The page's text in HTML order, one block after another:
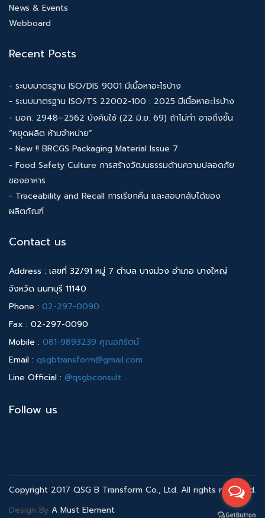
News & Events
Webboard
Recent Posts
- ระบบมาตรฐาน ISO/DIS 9001 มีเนื้อหาอะไรบ้าง
- ระบบมาตรฐาน ISO/TS 22002-100 : 2025 มีเนื้อหาอะไรบ้าง
- มอก. 2948–2562 บังคับใช้ (22 มิ.ย. 69) ถ้าไม่ทำ อาจถึงขั้น
“หยุดผลิต ห้ามจำหน่าย”
- New !! BRCGS Packaging Material Issue 7
- Food Safety Culture การสร้างวัฒนธรรมด้านความปลอดภัย
ของอาหาร
- Traceability and Recall การเรียกคืน และสอบกลับได้ของ
ผลิตภัณฑ์
Contact us
Address : เลขที่ 32/91 หมู่ 7 ตำบล บางม่วง อำเภอ บางใหญ่
จังหวัด นนทบุรี 11140
Phone : 02-297-0090
Fax : 02-297-0090
Mobile : 081-9893239 คุณอภิรัตน์
Email : qsgbtransform@gmail.com
Line Official : @qsgbconsult
Follow us
Copyright 2017 QSG B Transform Co., Ltd. All rights reserved.
Design By A Must Element